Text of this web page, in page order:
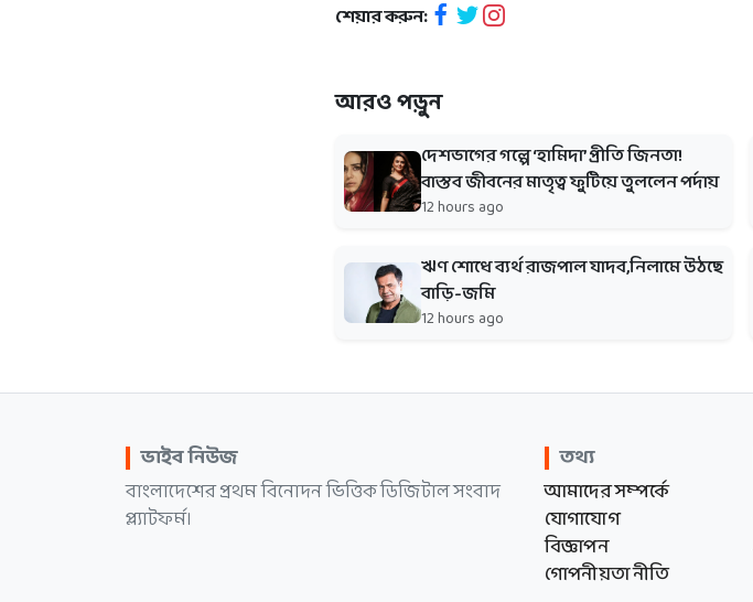
শেয়ার করুন:
আরও পড়ুন
দেশভাগের গল্পে ‘হামিদা’ প্রীতি জিনতা!
বাস্তব জীবনের মাতৃত্ব ফুটিয়ে তুললেন পর্দায়
12 hours ago
ঋণ শোধে ব্যর্থ রাজপাল যাদব,নিলামে উঠছে
বাড়ি-জমি
12 hours ago
ভাইব নিউজ
বাংলাদেশের প্রথম বিনোদন ভিত্তিক ডিজিটাল সংবাদ
প্ল্যাটফর্ম।
তথ্য
আমাদের সম্পর্কে
যোগাযোগ
বিজ্ঞাপন
গোপনীয়তা নীতি